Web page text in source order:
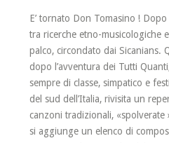
E’ tornato Don Tomasino !
tra ricerche etno-musicologiche
palco, circondato dai Sicanians.
dopo l’avventura dei Tutti
sempre di classe, simpatico e
del sud dell’Italia, rivisita un
canzoni tradizionali, «spolverate
si aggiunge un elenco di